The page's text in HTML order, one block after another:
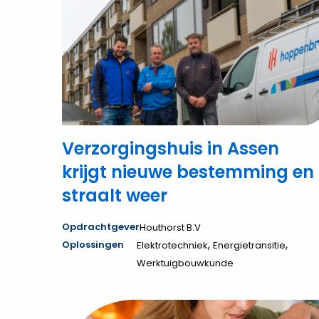
Assen
krijgt
nieuwe
bestemming
en
straalt
weer
Verzorgingshuis in Assen
krijgt nieuwe bestemming en
straalt weer
OpdrachtgeverHouthorst B.V
Oplossingen
Elektrotechniek, Energietransitie,
Werktuigbouwkunde